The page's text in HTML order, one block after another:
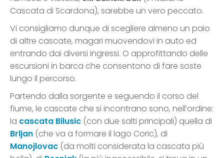
Cascata di Scardona), sarebbe un vero peccato.
Vi consigliamo dunque di scegliere almeno un paio
di altre cascate, magari muovendovi in auto ed
entrando dai diversi ingressi. O approfittando delle
escursioni in barca che consentono di fare soste
lungo il percorso.
Partendo dalla sorgente e seguendo il corso del
fiume, le cascate che si incontrano sono, nell’ordine:
la cascata Bilusic (con due salti principali) quella di
Brljan (che va a formare il lago Coric), di
Manojlovac (da molti considerata la cascata più